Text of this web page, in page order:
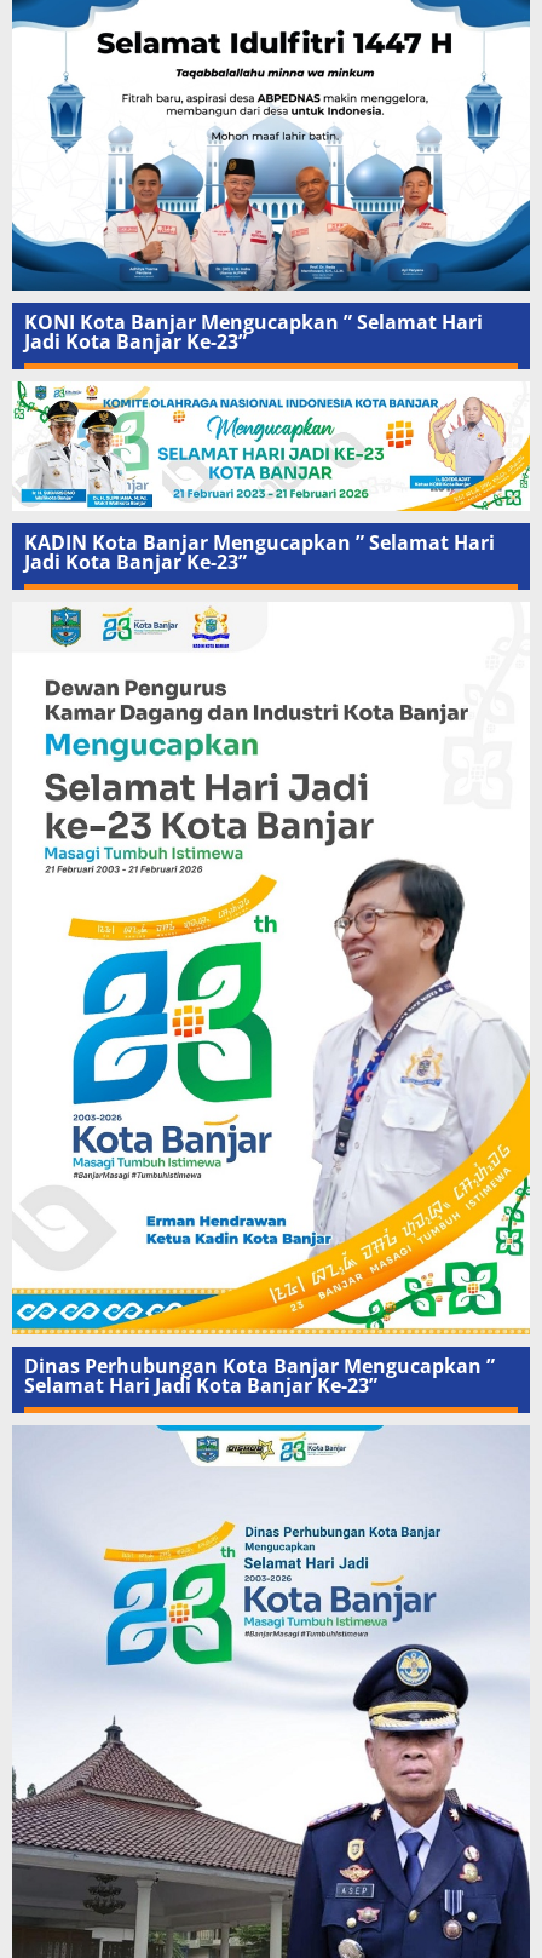
KONI Kota Banjar Mengucapkan ” Selamat Hari
Jadi Kota Banjar Ke-23”
KADIN Kota Banjar Mengucapkan ” Selamat Hari
Jadi Kota Banjar Ke-23”
Dinas Perhubungan Kota Banjar Mengucapkan ”
Selamat Hari Jadi Kota Banjar Ke-23”